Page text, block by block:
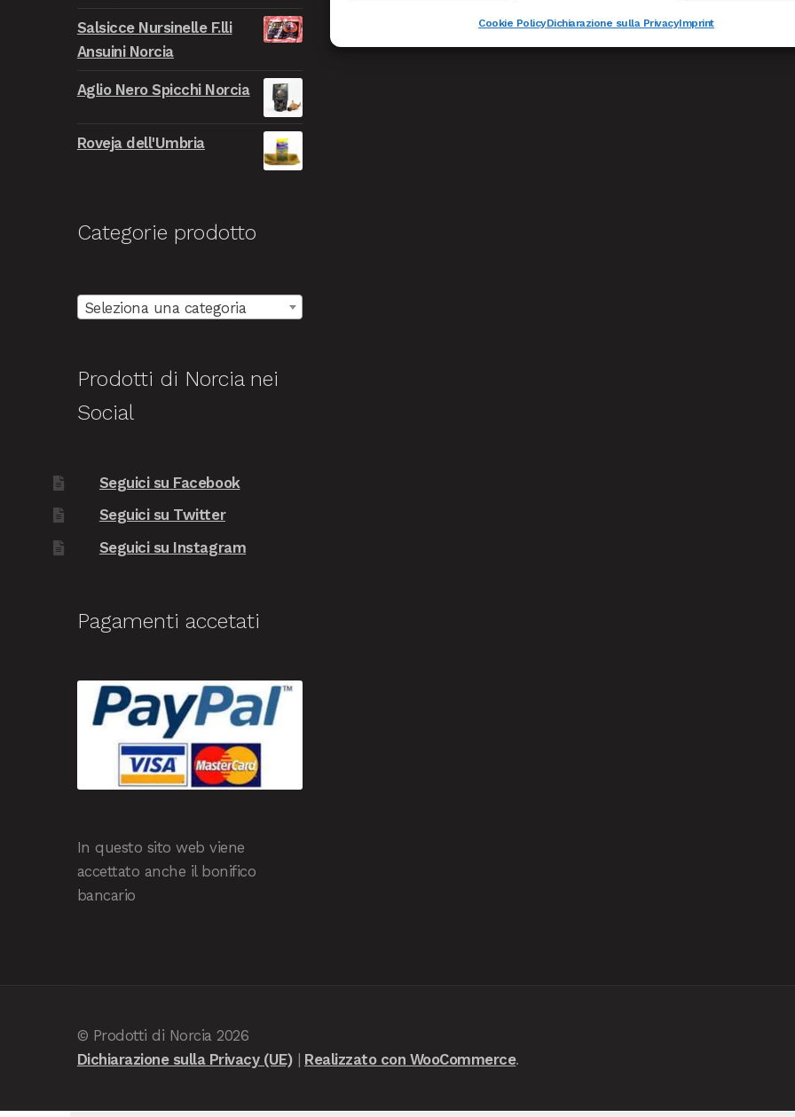
Cookie PolicyDichiarazione sulla PrivacyImprint
originale
era:
9.999,00€.
attuale
999,00€.
Salsicce Nursinelle F.lli
Ansuini Norcia
Aglio Nero Spicchi Norcia
Roveja dell'Umbria
Categorie prodotto
Seleziona una categoria
Prodotti di Norcia nei
Social
Seguici su Facebook
Seguici su Twitter
Seguici su Instagram
Pagamenti accetati
In questo sito web viene
accettato anche il bonifico
bancario
© Prodotti di Norcia 2026
Dichiarazione sulla Privacy (UE)
Realizzato con WooCommerce.